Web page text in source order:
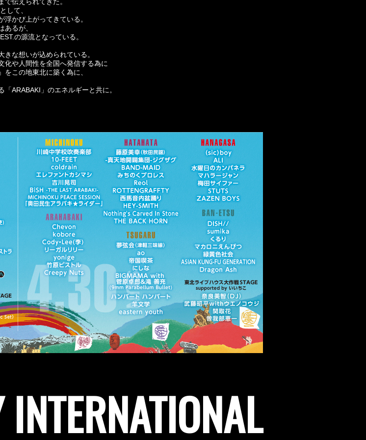
して、
浮かび上がってきている。
あるが、
の源流となっている。
な想いが込められている。
化や人間性を全国へ発信する為に
この地東北に築く為に、
ARABAKI」のエネルギーと共に。